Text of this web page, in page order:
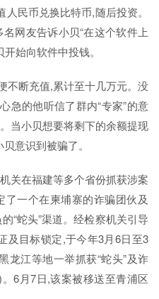
人民币兑换比特币,随后投资。
网友告诉小贝“在这个软件上
始向软件中投钱。
不断充值,累计至十几万元。没
急的他听信了群内“专家”的意
当小贝想要将剩下的余额提现
意识到被骗了。
关在福建等多个省份抓获涉案
了一个在柬埔寨的诈骗团伙及
“蛇头”渠道。经检察机关引导
及目标锁定,于今年3月6日至3
龙江等地一举抓获“蛇头”及诈
6月7日,该案被移送至青浦区